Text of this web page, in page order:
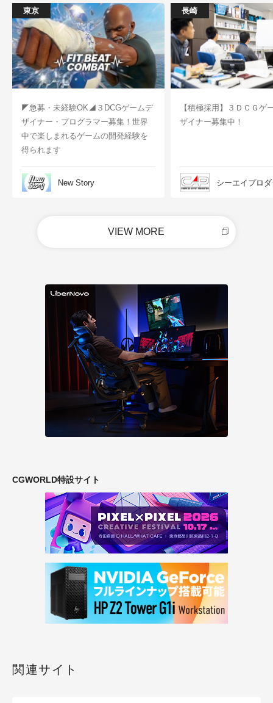
東京
◤急募・未経験OK◢３DCGゲームデ
ザイナー・プログラマー募集！世界
中で楽しまれるゲームの開発経験を
得られます
New Story
長崎
【積極採用】３ＤＣＧゲ
ザイナー募集中！
シーエイプロ
VIEW MORE
CGWORLD特設サイト
関連サイト